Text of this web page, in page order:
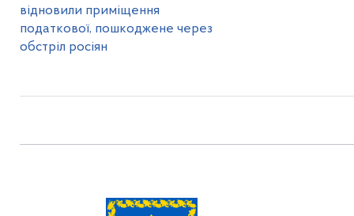
відновили приміщення
податкової, пошкоджене через
обстріл росіян